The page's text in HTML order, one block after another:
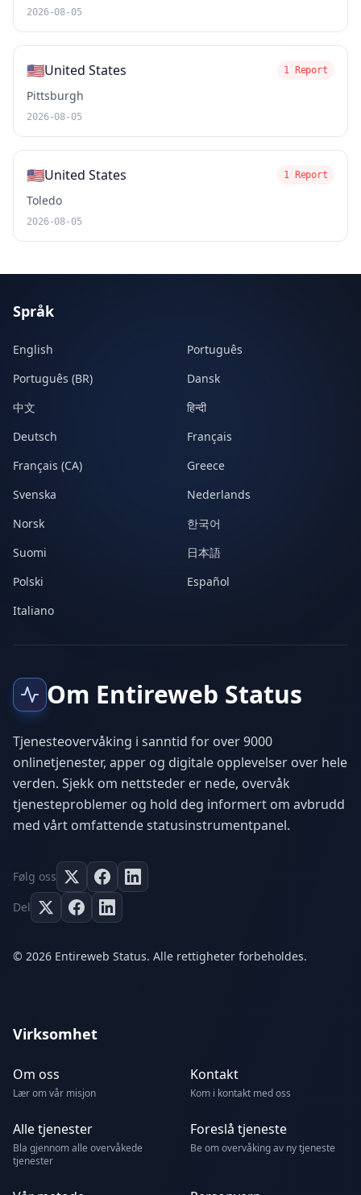
2026-08-05
🇺🇸United States 1 Report
Pittsburgh
2026-08-05
🇺🇸United States 1 Report
Toledo
2026-08-05
Språk
English
Português
Português (BR)
Dansk
中文
हिन्दी
Deutsch
Français
Français (CA)
Greece
Svenska
Nederlands
Norsk
한국어
Suomi
日本語
Polski
Español
Italiano
Om Entireweb Status
Tjenesteovervåking i sanntid for over 9000
onlinetjenester, apper og digitale opplevelser over hele
verden. Sjekk om nettsteder er nede, overvåk
tjenesteproblemer og hold deg informert om avbrudd
med vårt omfattende statusinstrumentpanel.
Følg oss
Del
© 2026 Entireweb Status. Alle rettigheter forbeholdes.
Virksomhet
Om oss
Lær om vår misjon
Kontakt
Kom i kontakt med oss
Alle tjenester
Bla gjennom alle overvåkede
tjenester
Foreslå tjeneste
Be om overvåking av ny tjeneste